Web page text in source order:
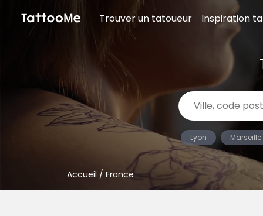
Trouver un tatoueur Inspiration
Lyon Marseille
Accueil / France